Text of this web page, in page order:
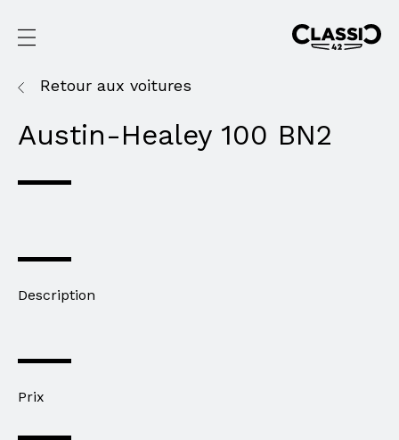
Retour aux voitures
Austin-Healey 100 BN2
Description
Prix